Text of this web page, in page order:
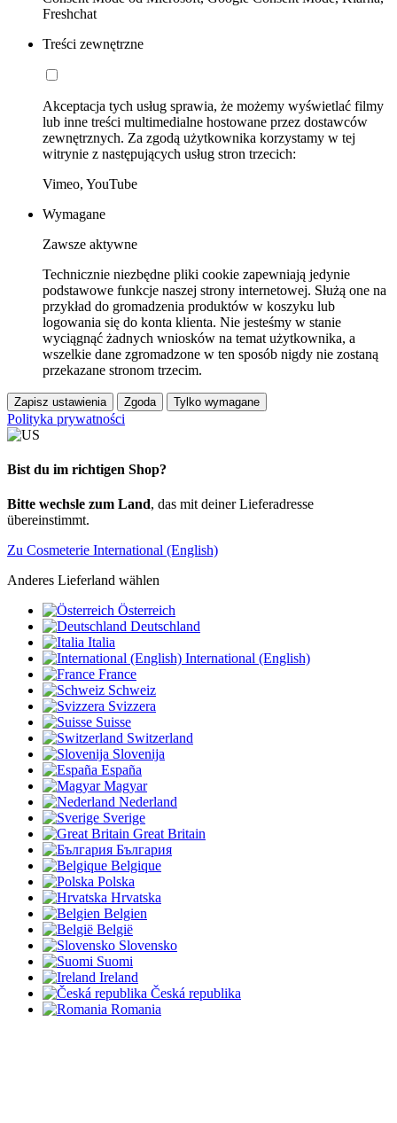
Freshchat
Treści zewnętrzne
Akceptacja tych usług sprawia, że możemy wyświetlać filmy
lub inne treści multimedialne hostowane przez dostawców
zewnętrznych. Za zgodą użytkownika korzystamy w tej
witrynie z następujących usług stron trzecich:
Vimeo, YouTube
Wymagane
Zawsze aktywne
Technicznie niezbędne pliki cookie zapewniają jedynie
podstawowe funkcje naszej strony internetowej. Służą one na
przykład do gromadzenia produktów w koszyku lub
logowania się do konta klienta. Nie jesteśmy w stanie
wyciągnąć żadnych wniosków na temat użytkownika, a
wszelkie dane zgromadzone w ten sposób nigdy nie zostaną
przekazane stronom trzecim.
Zapisz ustawienia Zgoda Tylko wymagane
Polityka prywatności
Bist du im richtigen Shop?
Bitte wechsle zum Land, das mit deiner Lieferadresse
übereinstimmt.
Zu Cosmeterie International (English)
Anderes Lieferland wählen
Österreich
Deutschland
Italia
International (English)
France
Schweiz
Svizzera
Suisse
Switzerland
Slovenija
España
Magyar
Nederland
Sverige
Great Britain
България
Belgique
Polska
Hrvatska
Belgien
België
Slovensko
Suomi
Ireland
Česká republika
Romania